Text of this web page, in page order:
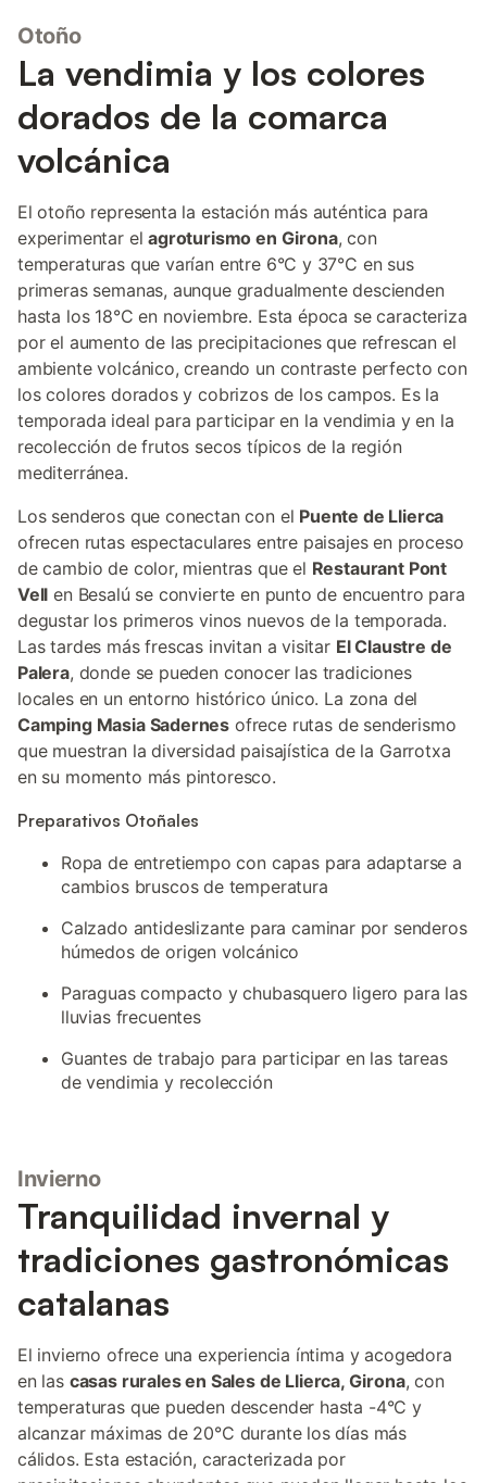
Otoño
La vendimia y los colores
dorados de la comarca
volcánica
El otoño representa la estación más auténtica para
experimentar elagroturismo en Girona, con
temperaturas que varían entre 6°C y 37°C en sus
primeras semanas, aunque gradualmente descienden
hasta los 18°C en noviembre. Esta época se caracteriza
por el aumento de las precipitaciones que refrescan el
ambiente volcánico, creando un contraste perfecto con
los colores dorados y cobrizos de los campos. Es la
temporada ideal para participar en la vendimia y en la
recolección de frutos secos típicos de la región
mediterránea.
Los senderos que conectan con el Puente de Llierca
ofrecen rutas espectaculares entre paisajes en proceso
de cambio de color, mientras que el Restaurant Pont
Vell en Besalú se convierte en punto de encuentro para
degustar los primeros vinos nuevos de la temporada.
Las tardes más frescas invitan a visitar El Claustre de
Palera, donde se pueden conocer las tradiciones
locales en un entorno histórico único. La zona del
Camping Masia Sadernes ofrece rutas de senderismo
que muestran la diversidad paisajística de la Garrotxa
en su momento más pintoresco.
Preparativos Otoñales
Ropa de entretiempo con capas para adaptarse a
cambios bruscos de temperatura
Calzado antideslizante para caminar por senderos
húmedos de origen volcánico
Paraguas compacto y chubasquero ligero para las
lluvias frecuentes
Guantes de trabajo para participar en las tareas
de vendimia y recolección
Invierno
Tranquilidad invernal y
tradiciones gastronómicas
catalanas
El invierno ofrece una experiencia íntima y acogedora
en las casas rurales en Sales de Llierca, Girona, con
temperaturas que pueden descender hasta -4°C y
alcanzar máximas de 20°C durante los días más
cálidos. Esta estación, caracterizada por